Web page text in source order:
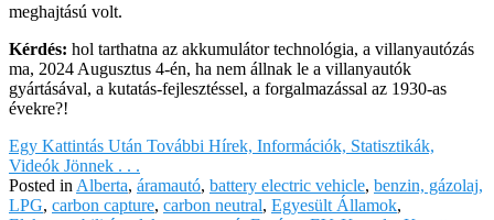
meghajtású volt.
Kérdés: hol tarthatna az akkumulátor technológia, a villanyautózás
ma, 2024 Augusztus 4-én, ha nem állnak le a villanyautók
gyártásával, a kutatás-fejlesztéssel, a forgalmazással az 1930-as
évekre?!
Egy Kattintás Után További Hírek, Információk, Statisztikák,
Videók Jönnek . . .
Posted in Alberta, áramautó, battery electric vehicle, benzin, gázolaj,
LPG, carbon capture, carbon neutral, Egyesült Államok,